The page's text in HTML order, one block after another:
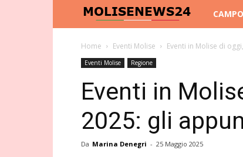
Molise
News
Home Eventi Molise Eventi in Molise di
Eventi Molise Regione
Eventi in
2025: gli
Da Marina Denegri - 25 Maggio 2025